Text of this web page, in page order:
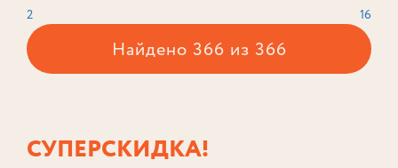
2 16
Найдено 366 из 366
СУПЕРСКИДКА!